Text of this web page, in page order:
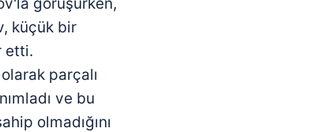
küçük bir
etti.
parçalı
ve bu
olmadığını